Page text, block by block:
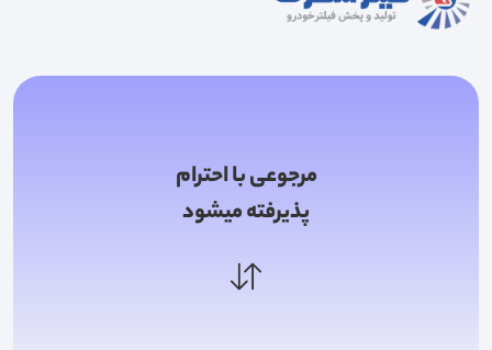
مرجوعی با احترام
پذیرفته میشود